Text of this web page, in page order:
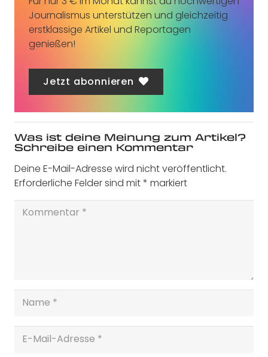
Journalismus unterstützen und gleichzeitig
erstklassige Artikel und Reportagen
genießen!
Jetzt abonnieren
Was ist deine Meinung zum Artikel?
Schreibe einen Kommentar
Deine E-Mail-Adresse wird nicht veröffentlicht.
Erforderliche Felder sind mit* markiert